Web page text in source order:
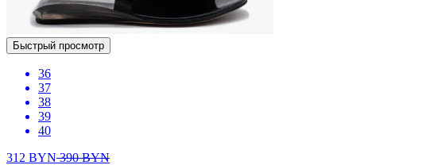
Быстрый просмотр
36
37
38
39
40
312 BYN390BYN